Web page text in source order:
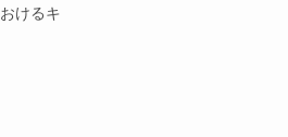
けるキ